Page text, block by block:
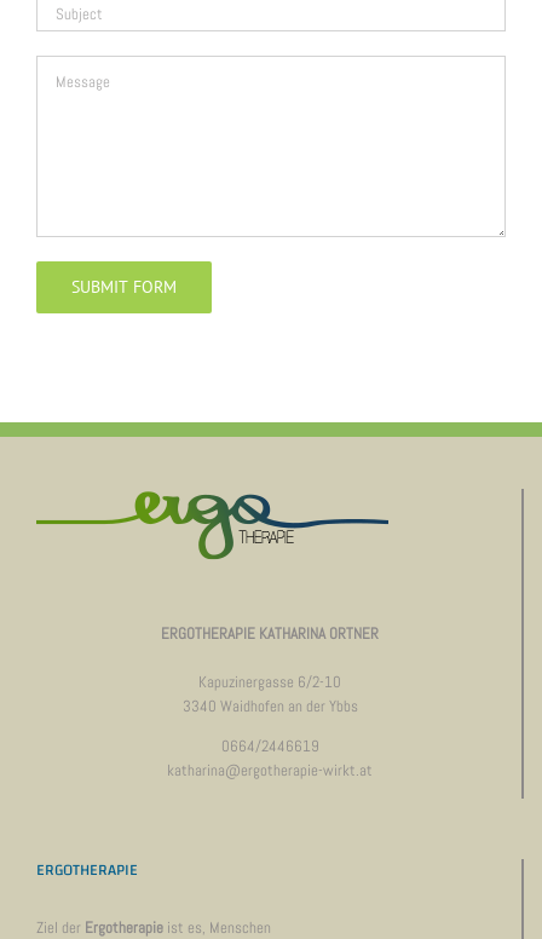
ERGOTHERAPIE KATHARINA ORTNER
Kapuzinergasse 6/2-10
3340 Waidhofen an der Ybbs
0664/2446619
katharina@ergotherapie-wirkt.at
ERGOTHERAPIE
Ziel der Ergotherapie ist es, Menschen